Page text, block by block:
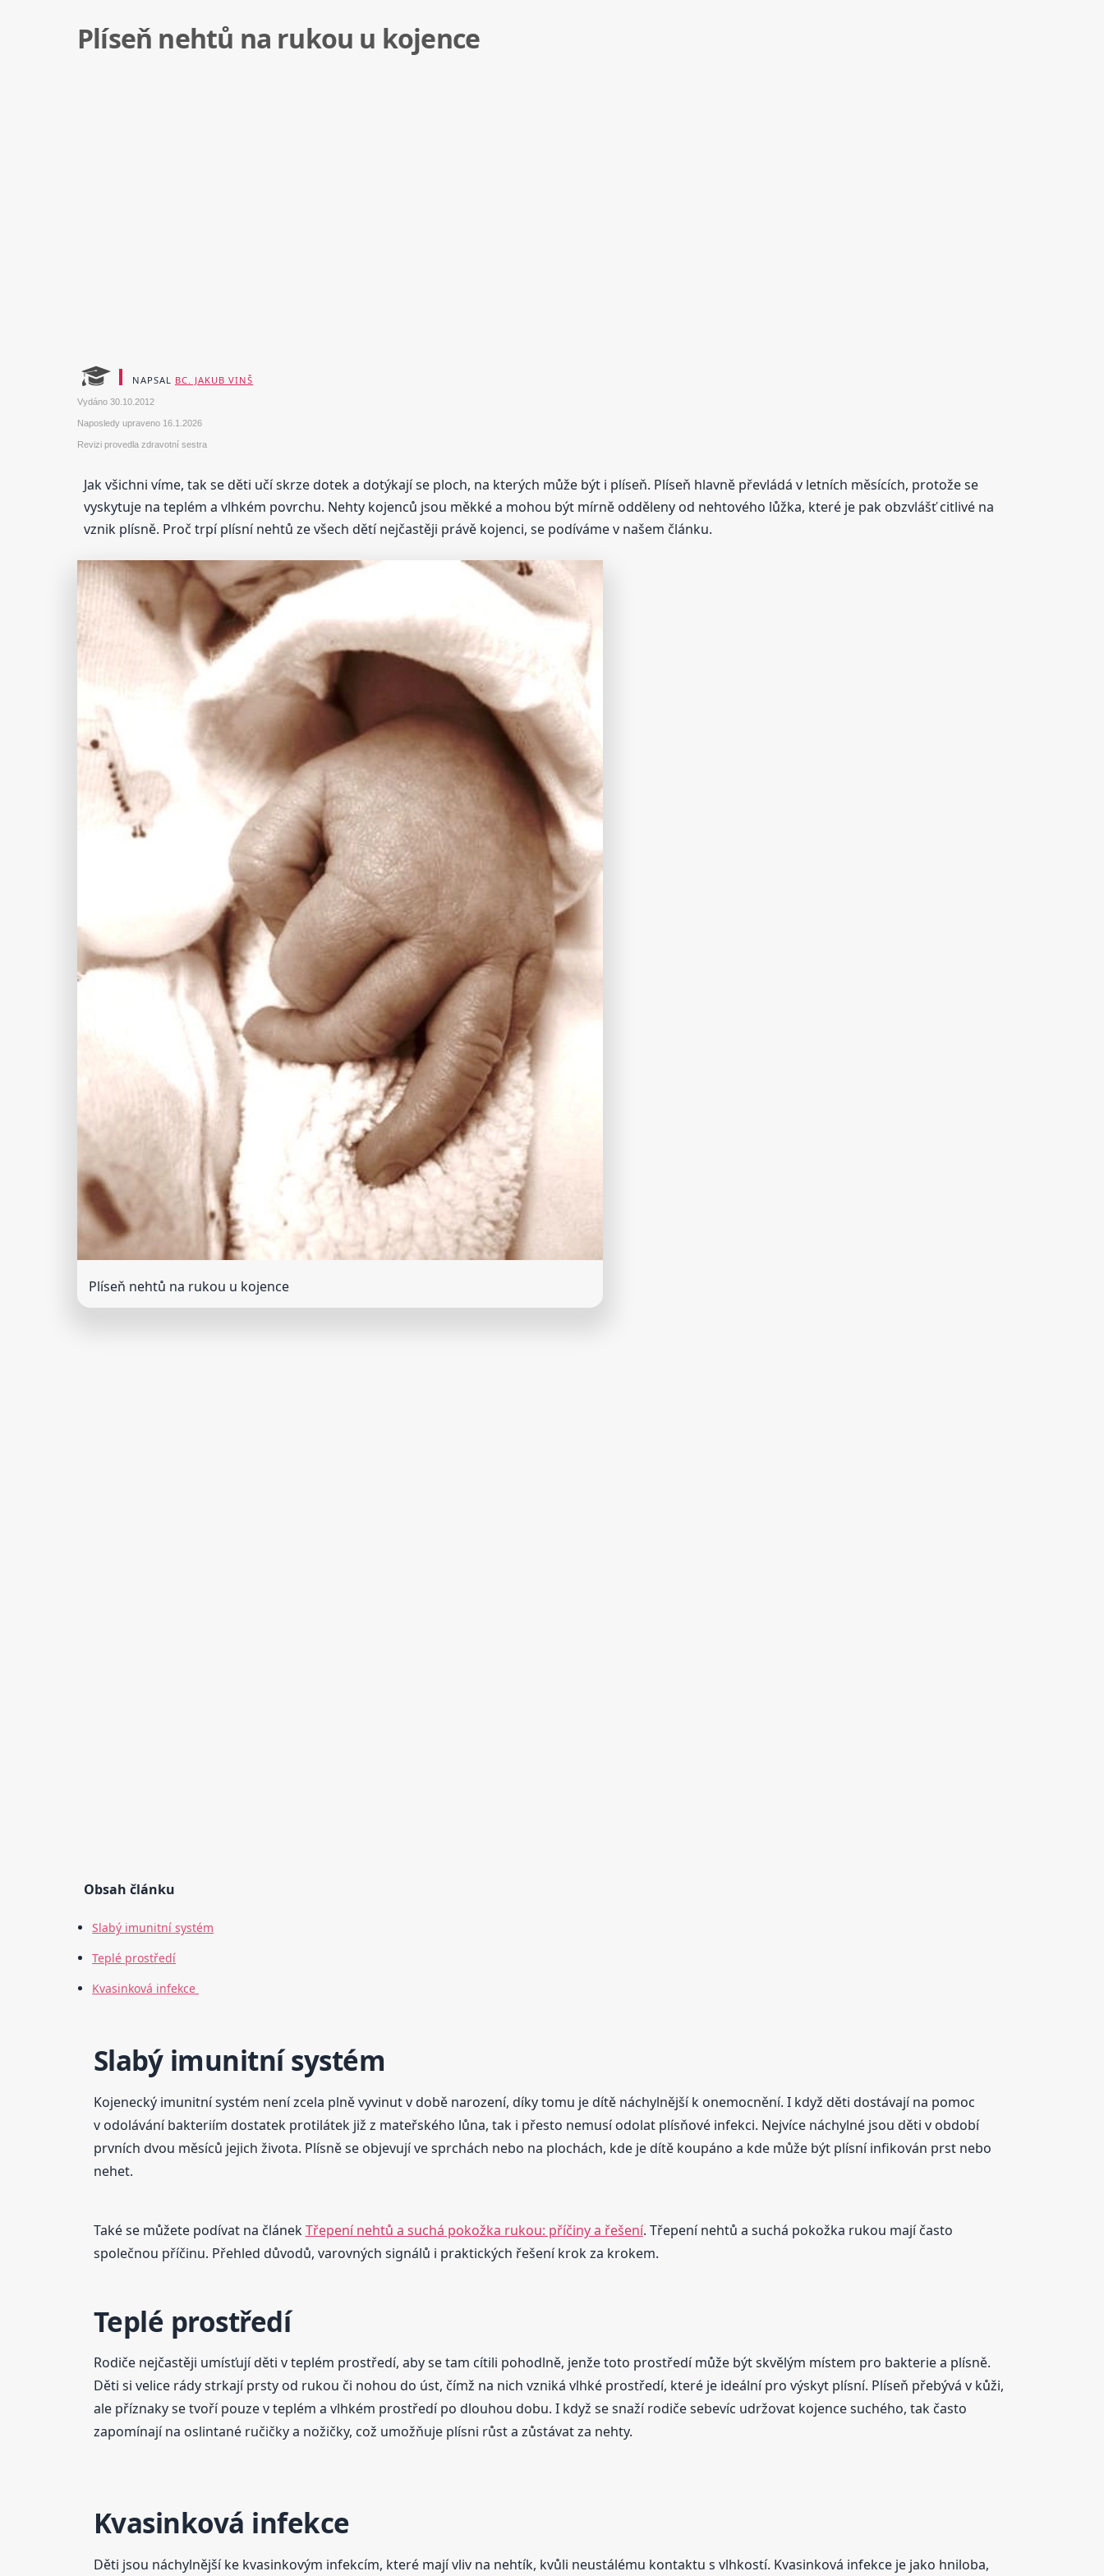
Plíseň nehtů na rukou u kojence
NAPSAL BC. JAKUB VINŠ
Vydáno30.10.2012
Naposledy upraveno 16.1.2026
Revizi provedla zdravotní sestra
Jak všichni víme, tak se děti učí skrze dotek a dotýkají se ploch, na kterých může být i plíseň. Plíseň hlavně převládá v letních měsících, protože se
vyskytuje na teplém a vlhkém povrchu. Nehty kojenců jsou měkké a mohou být mírně odděleny od nehtového lůžka, které je pak obzvlášť citlivé na
vznik plísně. Proč trpí plísní nehtů ze všech dětí nejčastěji právě kojenci, se podíváme v našem článku.
Plíseň nehtů na rukou u kojence
Obsah článku
Slabý imunitní systém
Teplé prostředí
Kvasinková infekce
Slabý imunitní systém
Kojenecký imunitní systém není zcela plně vyvinut v době narození, díky tomu je dítě náchylnější k onemocnění. I když děti dostávají na pomoc
v odolávání bakteriím dostatek protilátek již z mateřského lůna, tak i přesto nemusí odolat plísňové infekci. Nejvíce náchylné jsou děti v období
prvních dvou měsíců jejich života. Plísně se objevují ve sprchách nebo na plochách, kde je dítě koupáno a kde může být plísní infikován prst nebo
nehet.
Také se můžete podívat na článekTřepení nehtů a suchá pokožka rukou: příčiny a řešení. Třepení nehtů a suchá pokožka rukou mají často
společnou příčinu. Přehled důvodů, varovných signálů i praktických řešení krok za krokem.
Teplé prostředí
Rodiče nejčastěji umísťují děti v teplém prostředí, aby se tam cítili pohodlně, jenže toto prostředí může být skvělým místem pro bakterie a plísně.
Děti si velice rády strkají prsty od rukou či nohou do úst, čímž na nich vzniká vlhké prostředí, které je ideální pro výskyt plísní. Plíseň přebývá v kůži,
ale příznaky se tvoří pouze v teplém a vlhkém prostředí po dlouhou dobu. I když se snaží rodiče sebevíc udržovat kojence suchého, tak často
zapomínají na oslintané ručičky a nožičky, což umožňuje plísni růst a zůstávat za nehty.
Kvasinková infekce
Děti jsou náchylnější ke kvasinkovým infekcím, které mají vliv na nehtík, kvůli neustálému kontaktu s vlhkostí. Kvasinková infekce je jako hniloba,